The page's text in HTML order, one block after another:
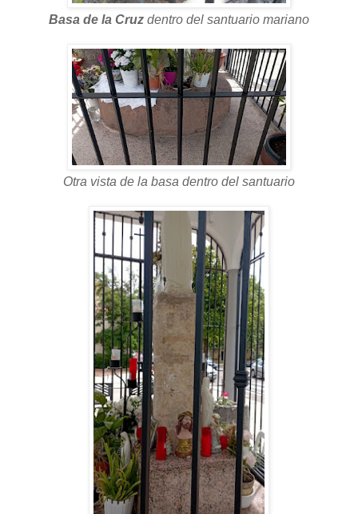
Basa de la Cruz dentro del santuario mariano
Otra vista de la basa dentro del santuario